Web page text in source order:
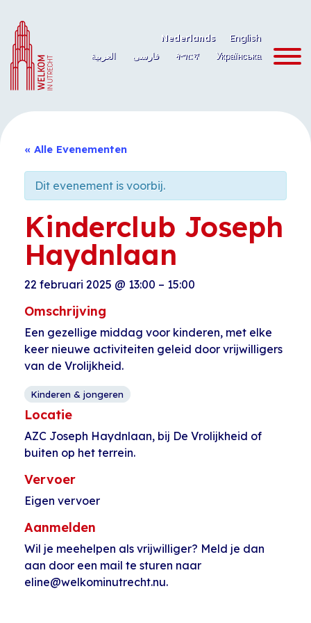
naar
de
inhoud
Nederlands
English
العربية
فارسی ትግርኛ Українська
« Alle Evenementen
Dit evenement is voorbij.
Kinderclub Joseph
Haydnlaan
22 februari 2025 @ 13:00 – 15:00
Omschrijving
Een gezellige middag voor kinderen, met elke
keer nieuwe activiteiten geleid door vrijwilligers
van de Vrolijkheid.
Kinderen & jongeren
Locatie
AZC Joseph Haydnlaan, bij De Vrolijkheid of
buiten op het terrein.
Vervoer
Eigen vervoer
Aanmelden
Wil je meehelpen als vrijwilliger? Meld je dan
aan door een mail te sturen naar
eline@welkominutrecht.nu.